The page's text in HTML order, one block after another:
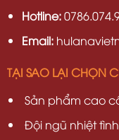
Hotline:
Email:
TẠI SAO LẠI CHỌN
Sản phẩm cao
Đội ngũ nhiệt